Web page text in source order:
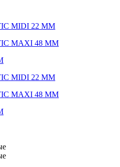
MIDI 22 ММ
MAXI 48 ММ
MIDI 22 ММ
MAXI 48 ММ